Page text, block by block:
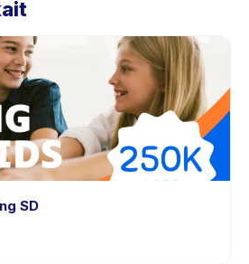
di aplikasi. Kebanyakan
SD